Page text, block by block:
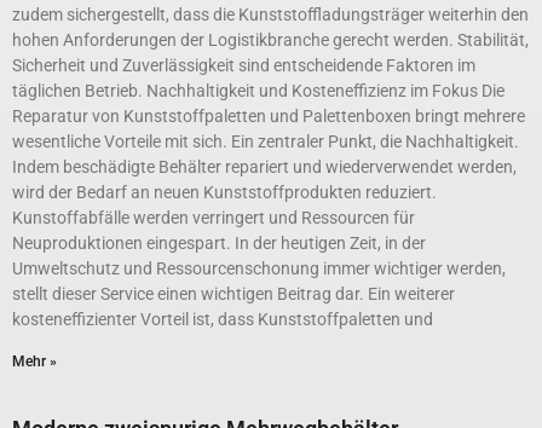
zudem sichergestellt, dass die Kunststoffladungsträger weiterhin den
hohen Anforderungen der Logistikbranche gerecht werden. Stabilität,
Sicherheit und Zuverlässigkeit sind entscheidende Faktoren im
täglichen Betrieb. Nachhaltigkeit und Kosteneffizienz im Fokus Die
Reparatur von Kunststoffpaletten und Palettenboxen bringt mehrere
wesentliche Vorteile mit sich. Ein zentraler Punkt, die Nachhaltigkeit.
Indem beschädigte Behälter repariert und wiederverwendet werden,
wird der Bedarf an neuen Kunststoffprodukten reduziert.
Kunstoffabfälle werden verringert und Ressourcen für
Neuproduktionen eingespart. In der heutigen Zeit, in der
Umweltschutz und Ressourcenschonung immer wichtiger werden,
stellt dieser Service einen wichtigen Beitrag dar. Ein weiterer
kosteneffizienter Vorteil ist, dass Kunststoffpaletten und
Mehr »